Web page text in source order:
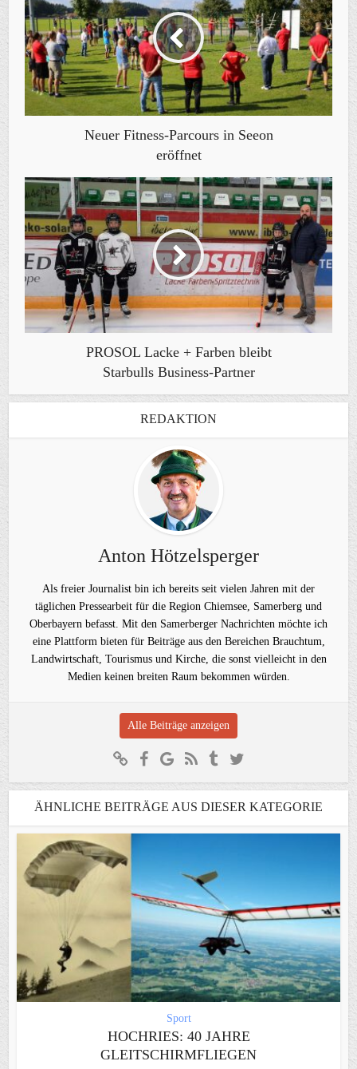
Neuer Fitness-Parcours in Seeon
eröffnet
PROSOL Lacke + Farben bleibt
Starbulls Business-Partner
REDAKTION
Anton Hötzelsperger
Als freier Journalist bin ich bereits seit vielen Jahren mit der
täglichen Pressearbeit für die Region Chiemsee, Samerberg und
Oberbayern befasst. Mit den Samerberger Nachrichten möchte ich
eine Plattform bieten für Beiträge aus den Bereichen Brauchtum,
Landwirtschaft, Tourismus und Kirche, die sonst vielleicht in den
Medien keinen breiten Raum bekommen würden.
Alle Beiträge anzeigen
ÄHNLICHE BEITRÄGE AUS DIESER KATEGORIE
Sport
HOCHRIES: 40 JAHRE
GLEITSCHIRMFLIEGEN